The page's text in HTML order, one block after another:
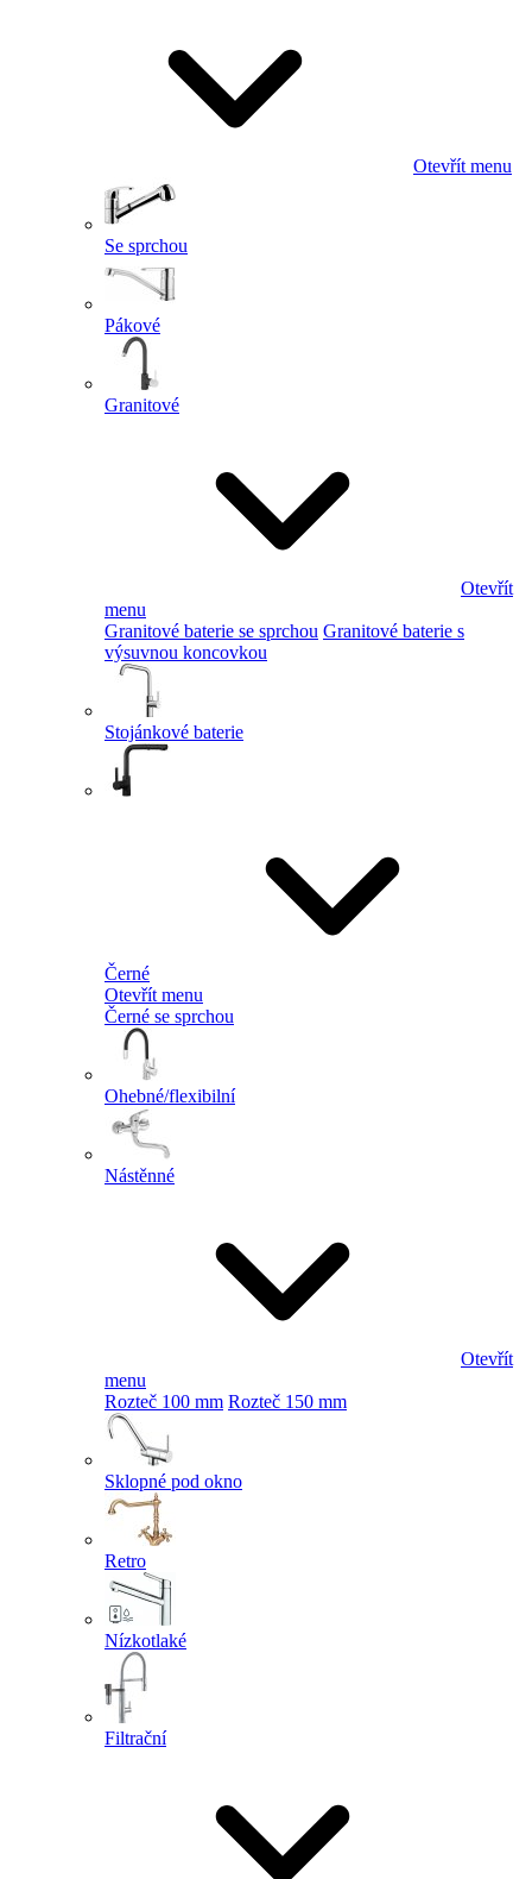
Otevřít menu
Se sprchou
Pákové
Granitové
Otevřít
menu
Granitové baterie se sprchou Granitové baterie s
výsuvnou koncovkou
Stojánkové baterie
Černé
Otevřít menu
Černé se sprchou
Ohebné/flexibilní
Nástěnné
Otevřít
menu
Rozteč 100 mm Rozteč 150 mm
Sklopné pod okno
Retro
Nízkotlaké
Filtrační